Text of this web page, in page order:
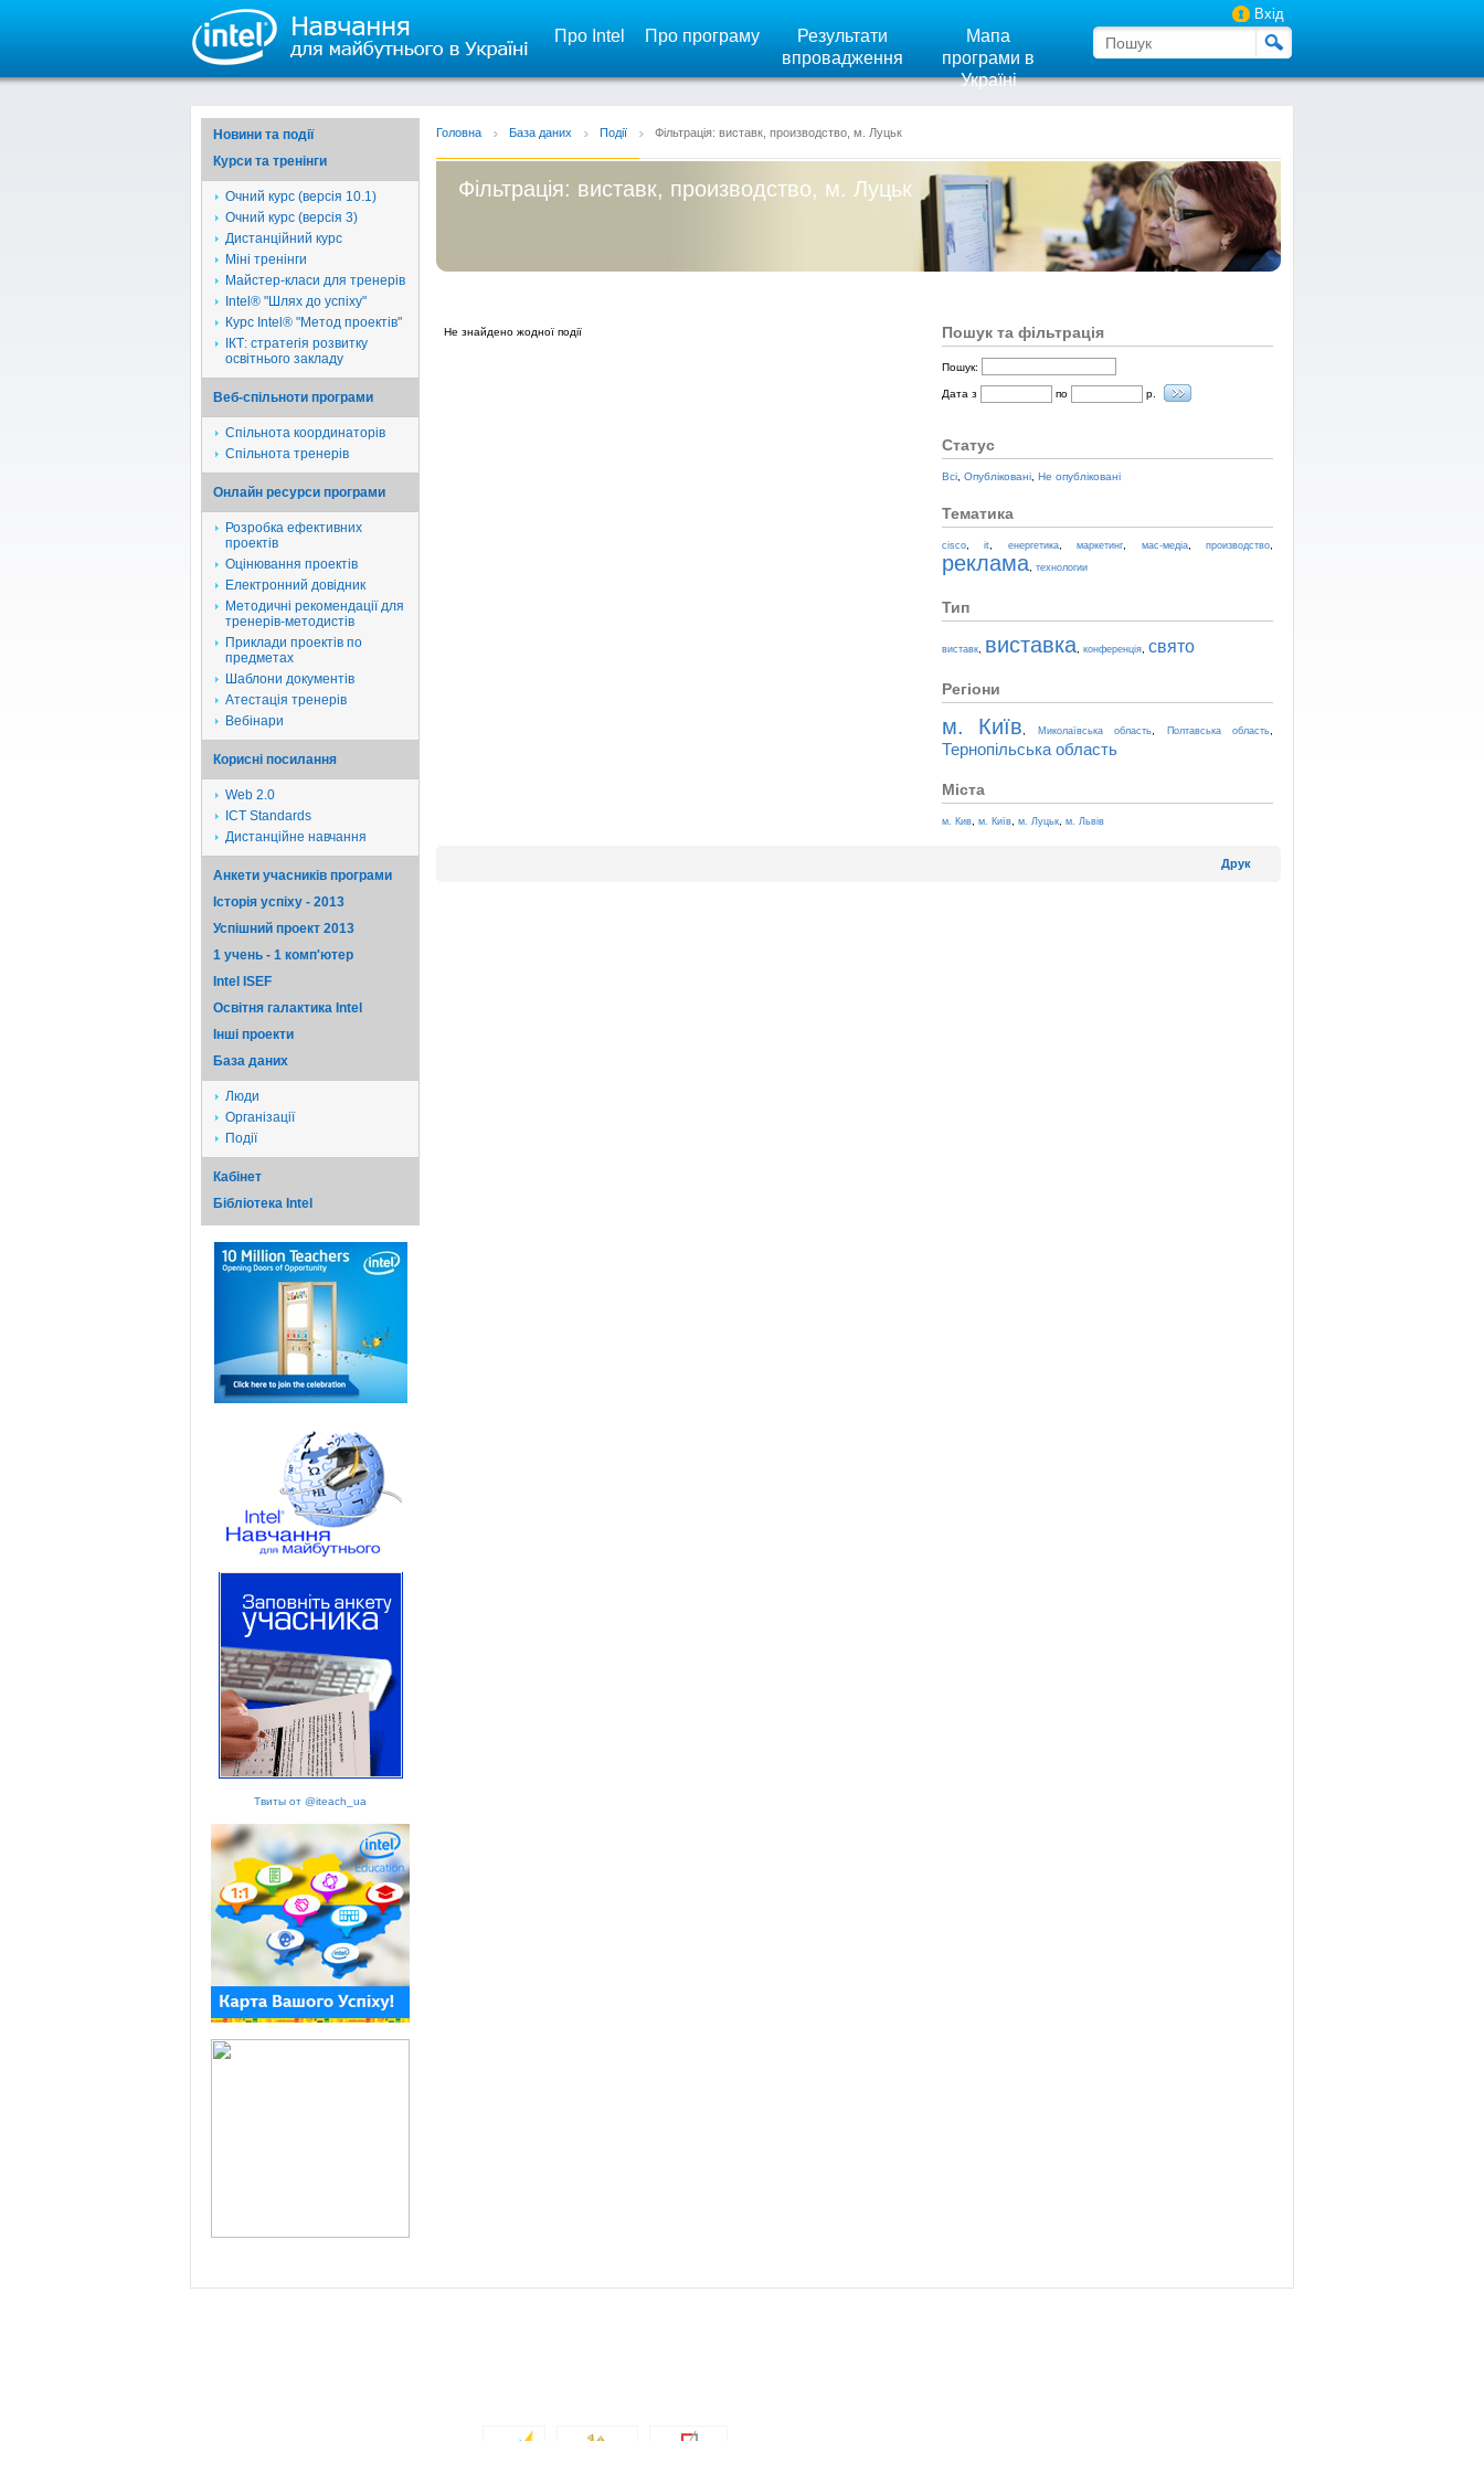
Вхід
Про Intel Про програму
Результати
впровадження
Мапа
програми в
Україні
Новини та події
Курси та тренінги
Очний курс (версія 10.1)
Очний курс (версія 3)
Дистанційний курс
Міні тренінги
Майстер-класи для тренерів
Intel® "Шлях до успіху"
Курс Intel® "Метод проектів"
ІКТ: стратегія розвитку
освітнього закладу
Веб-спільноти програми
Спільнота координаторів
Спільнота тренерів
Онлайн ресурси програми
Розробка ефективних
проектів
Оцінювання проектів
Електронний довідник
Методичні рекомендації для
тренерів-методистів
Приклади проектів по
предметах
Шаблони документів
Атестація тренерів
Вебінари
Корисні посилання
Web 2.0
ICT Standards
Дистанційне навчання
Анкети учасників програми
Історія успіху - 2013
Успішний проект 2013
1 учень - 1 комп'ютер
Intel ISEF
Освітня галактика Intel
Iншi проекти
База даних
Люди
Організації
Події
Кабінет
Бібліотека Intel
Твиты от @iteach_ua
Головна База даних Події Фільтрація: виставк, производство, м. Луцьк
Фільтрація: виставк, производство, м. Луцьк
Не знайдено жодної події Пошук та фільтрація
Пошук:
Дата з по р.
Статус
Всі Опубліковані Не опубліковані
Тематика
cisco ,it енергетика,маркетинг мас-медіа,производство
реклама технологии
Тип
виставк виставка конференція свято
Регіони
м. Київ Миколаївська область Полтавська область
Тернопільська область
Міста
м. Кив м. Київ м. Луцьк м. Львів
Друк